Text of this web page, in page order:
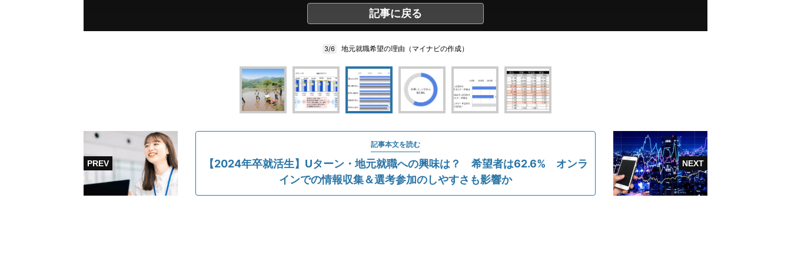
記事に戻る
3/6 地元就職希望の理由（マイナビの作成）
記事本文を読む
【2024年卒就活生】Uターン・地元就職への興味は？ 希望者は62.6% オンラ
インでの情報収集＆選考参加のしやすさも影響か